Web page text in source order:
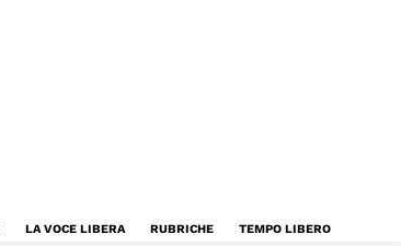
LA VOCE LIBERA RUBRICHE TEMPO LIBERO